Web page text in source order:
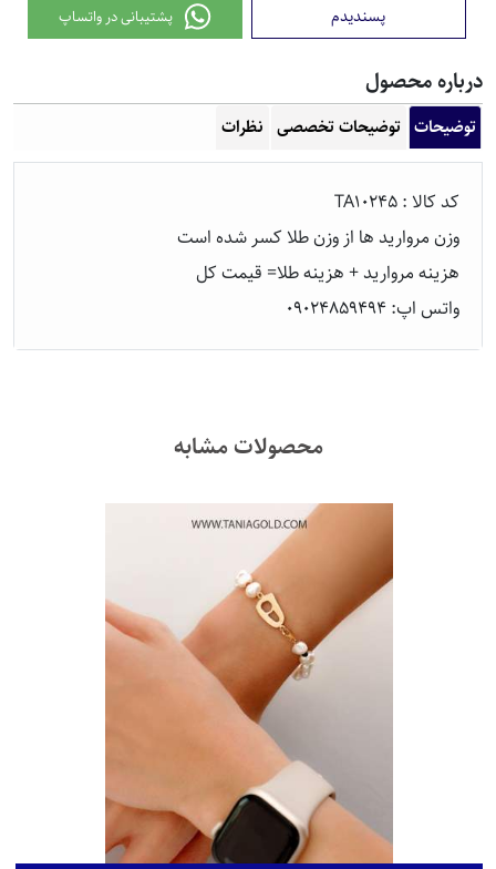
پسندیدم پشتیبانی در واتساپ
محصول
توضیحات توضیحات تخصصی نظرات
کدکالا: TA10245
وزنمرواریدها از وزنطلاكسرشدهاست
هزینه مروارید + هزینه طلا= قیمت کل
واتس اپ: 09024859494
محصولات مشابه